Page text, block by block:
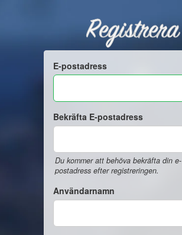
Registrera
E-postadress
Bekräfta E-postadress
Du kommer att behöva bekräfta din e-
postadress efter registreringen.
Användarnamn